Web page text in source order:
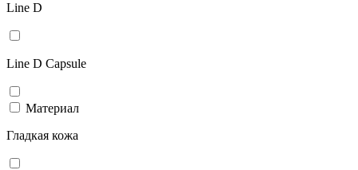
Line D
Line D Capsule
Материал
Гладкая кожа